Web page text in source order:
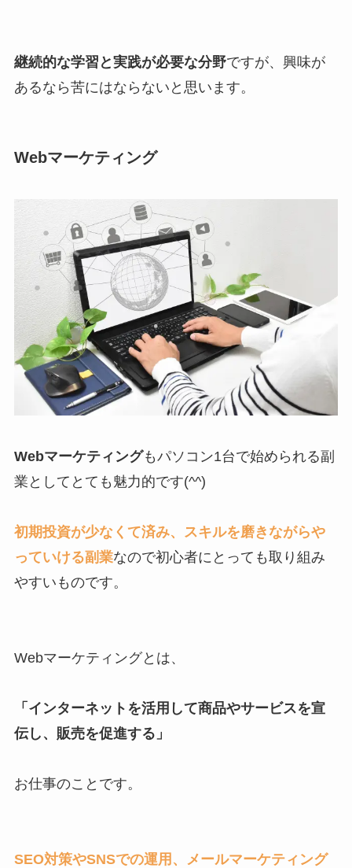
継続的な学習と実践が必要な分野ですが、興味が
あるなら苦にはならないと思います。
Webマーケティング
Webマーケティングもパソコン1台で始められる副
業としてとても魅力的です(^^)
初期投資が少なくて済み、スキルを磨きながらや
っていける副業なので初心者にとっても取り組み
やすいものです。
Webマーケティングとは、
「インターネットを活用して商品やサービスを宣
伝し、販売を促進する」
お仕事のことです。
SEO対策やSNSでの運用、メールマーケティング